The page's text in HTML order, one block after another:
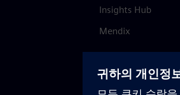
Insights Hub
Mendix